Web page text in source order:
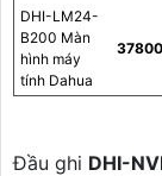
DHI-LM24-
B200 Màn
hình máy
tính Dahua
Đầu ghi DHI-